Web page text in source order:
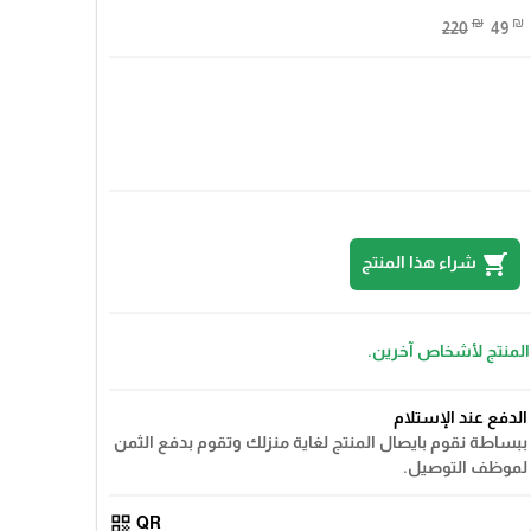
220 ₪ 49 ₪
shopping_cart شراء هذا المنتج
المنتج لأشخاص آخرين.
الدفع عند الإستلام
ببساطة نقوم بايصال المنتج لغاية منزلك وتقوم بدفع الثمن
لموظف التوصيل.
QR
qr_code